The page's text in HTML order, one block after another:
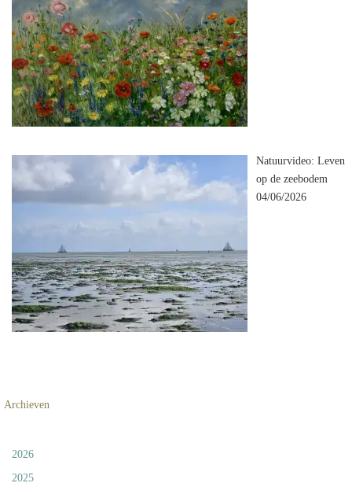
Natuurvideo: Leven
op de zeebodem
04/06/2026
Archieven
2026
2025